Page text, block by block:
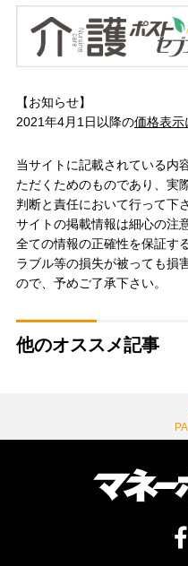
【お知らせ】
2021年4月1日以降の価格表示
当サイトに記載されている内
ただくためのものであり、実
判断と責任において行って下
サイトの掲載情報は細心の注
全ての情報の正確性を保証す
ラブル等の損失が被っても損
ので、予めご了承下さい。
他のオススメ記事